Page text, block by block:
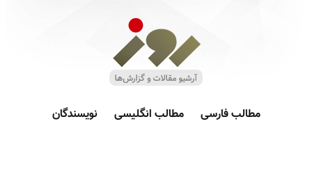
مطالب فارسی مطالب انگلیسی نویسندگان